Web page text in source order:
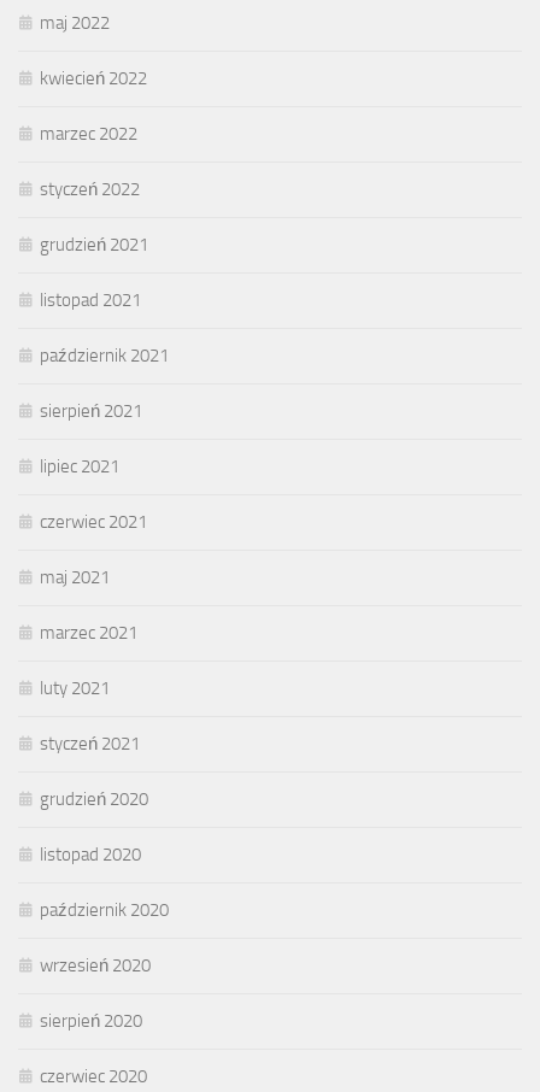
maj 2022
kwiecień 2022
marzec 2022
styczeń 2022
grudzień 2021
listopad 2021
październik 2021
sierpień 2021
lipiec 2021
czerwiec 2021
maj 2021
marzec 2021
luty 2021
styczeń 2021
grudzień 2020
listopad 2020
październik 2020
wrzesień 2020
sierpień 2020
czerwiec 2020